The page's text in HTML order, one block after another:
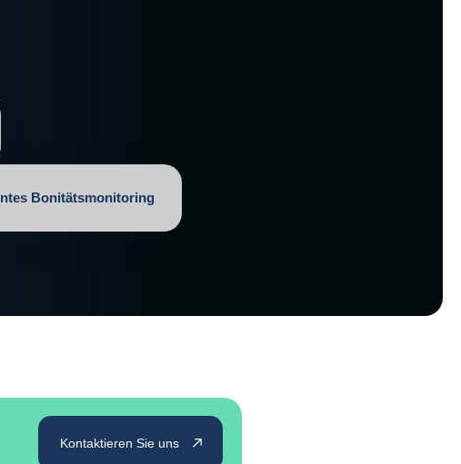
Bonitätsmonitoring
Kontaktieren Sie uns